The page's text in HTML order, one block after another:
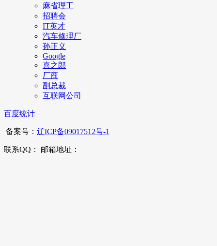
麻省理工
招聘会
IT英才
汽车修理厂
孙正义
Google
喜之郎
厂商
副总裁
互联网公司
百度统计
备案号： 辽ICP备09017512号-1
联系QQ： 邮箱地址：